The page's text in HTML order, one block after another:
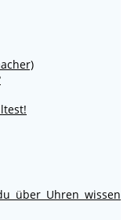
über Uhren wissen